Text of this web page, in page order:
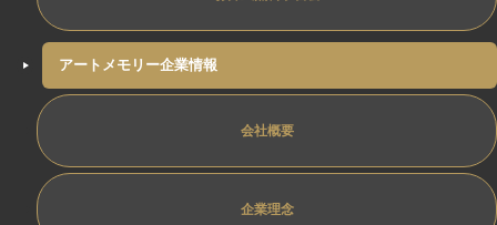
アートメモリー企業情報
会社概要
企業理念